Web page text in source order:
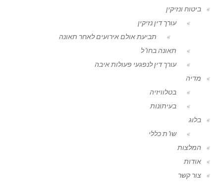
ביטוח ונזיקין
עורך דין נזיקין
תביעת אולם אירועים לאחר תאונה
תאונה בחו"ל
עורך דין לנפגעי פעולות איבה
מדיה
בטלוויזיה
בעיתונות
בלוג
שו"ת כללי
המלצות
אודות
צור קשר